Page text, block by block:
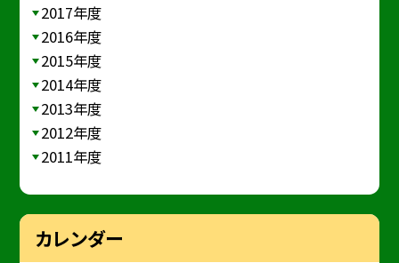
2017年度
2016年度
2015年度
2014年度
2013年度
2012年度
2011年度
カレンダー